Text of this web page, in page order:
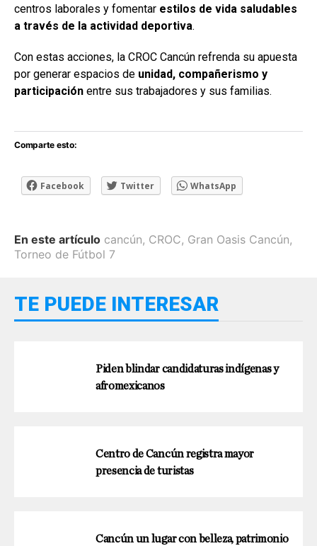
centros laborales y fomentar estilos de vida saludables
a través de la actividad deportiva.
Con estas acciones, la CROC Cancún refrenda su apuesta
por generar espacios de unidad, compañerismo y
participación entre sus trabajadores y sus familias.
Comparte esto:
Facebook Twitter WhatsApp
En este artículo cancún, CROC, Gran Oasis Cancún,
Torneo de Fútbol 7
TE PUEDE INTERESAR
Piden blindar candidaturas indígenas y
afromexicanos
Centro de Cancún registra mayor
presencia de turistas
Cancún un lugar con belleza, patrimonio